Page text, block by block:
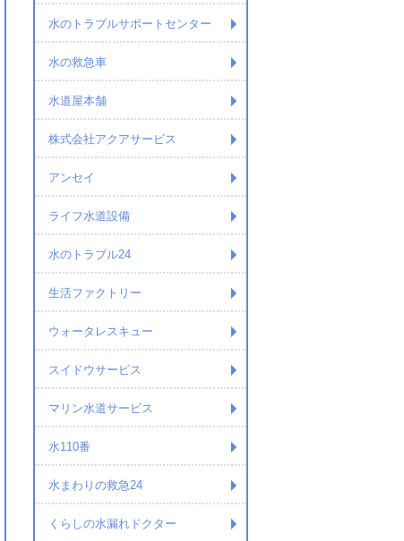
水のトラブルサポートセンター
水の救急車
水道屋本舗
株式会社アクアサービス
アンセイ
ライフ水道設備
水のトラブル24
生活ファクトリー
ウォータレスキュー
スイドウサービス
マリン水道サービス
水110番
水まわりの救急24
くらしの水漏れドクター